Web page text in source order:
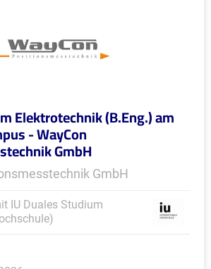
Elektrotechnik (B.Eng.) am
- WayCon
GmbH
GmbH
IU Duales Studium